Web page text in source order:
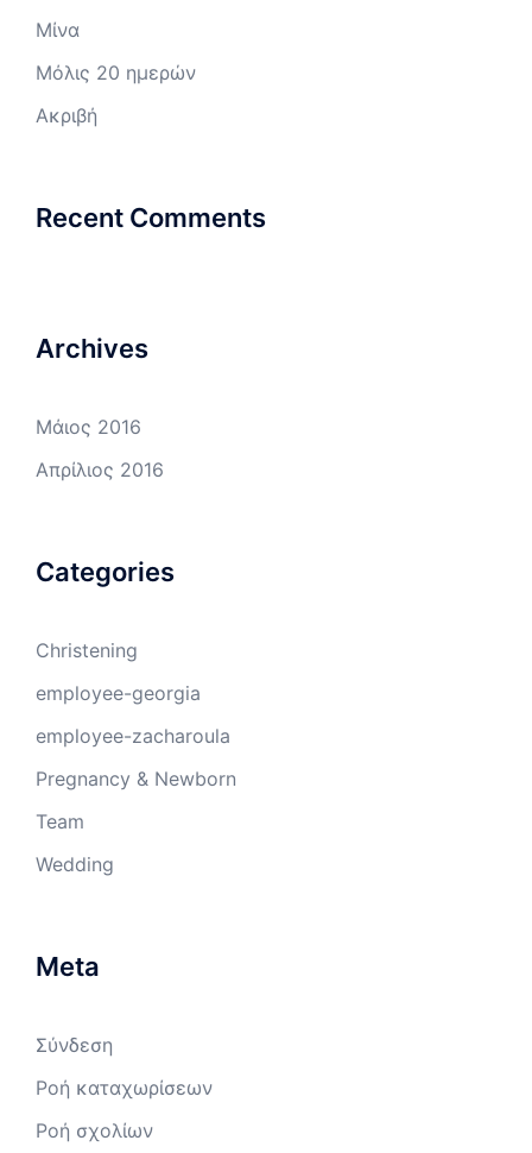
Μίνα
Μόλις 20 ημερών
Ακριβή
Recent Comments
Archives
Μάιος 2016
Απρίλιος 2016
Categories
Christening
employee-georgia
employee-zacharoula
Pregnancy & Newborn
Team
Wedding
Meta
Σύνδεση
Ροή καταχωρίσεων
Ροή σχολίων